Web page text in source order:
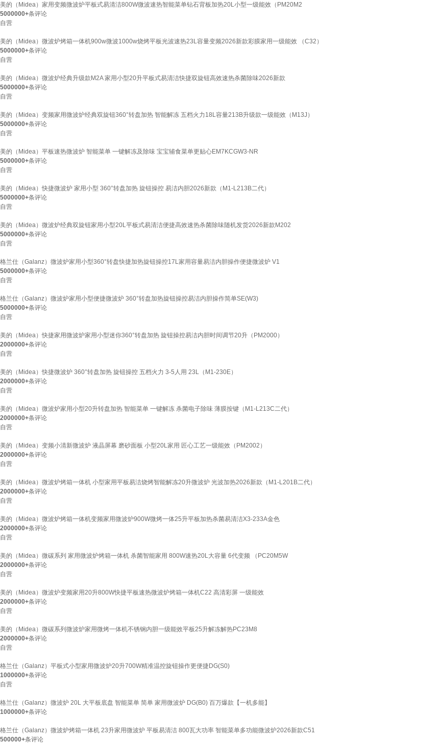
美的（Midea）家用变频微波炉平板式易清洁800W微波速热智能菜单钻石背板加热20L小型一级能效（PM20M2
5000000+条评论
自营
美的（Midea）微波炉烤箱一体机900w微波1000w烧烤平板光波速热23L容量变频2026新款彩膜家用一级能效 （C32）
5000000+条评论
自营
美的（Midea）微波炉经典升级款M2A 家用小型20升平板式易清洁快捷双旋钮高效速热杀菌除味2026新款
5000000+条评论
自营
美的（Midea）变频家用微波炉经典双旋钮360°转盘加热 智能解冻 五档火力18L容量213B升级款一级能效（M13J）
5000000+条评论
自营
美的（Midea）平板速热微波炉 智能菜单 一键解冻及除味 宝宝辅食菜单更贴心EM7KCGW3-NR
5000000+条评论
自营
美的（Midea）快捷微波炉 家用小型 360°转盘加热 旋钮操控 易洁内胆2026新款（M1-L213B二代）
5000000+条评论
自营
美的（Midea）微波炉经典双旋钮家用小型20L平板式易清洁便捷高效速热杀菌除味随机发货2026新款M202
5000000+条评论
自营
格兰仕（Galanz）微波炉家用小型360°转盘快捷加热旋钮操控17L家用容量易洁内胆操作便捷微波炉 V1
5000000+条评论
自营
格兰仕（Galanz）微波炉家用小型便捷微波炉 360°转盘加热旋钮操控易洁内胆操作简单SE(W3)
5000000+条评论
自营
美的（Midea）快捷家用微波炉家用小型迷你360°转盘加热 旋钮操控易洁内胆时间调节20升（PM2000）
2000000+条评论
自营
美的（Midea）快捷微波炉 360°转盘加热 旋钮操控 五档火力 3-5人用 23L（M1-230E）
2000000+条评论
自营
美的（Midea）微波炉家用小型20升转盘加热 智能菜单 一键解冻 杀菌电子除味 薄膜按键（M1-L213C二代）
2000000+条评论
自营
美的（Midea）变频小清新微波炉 液晶屏幕 磨砂面板 小型20L家用 匠心工艺一级能效（PM2002）
2000000+条评论
自营
美的（Midea）微波炉烤箱一体机 小型家用平板易洁烧烤智能解冻20升微波炉 光波加热2026新款（M1-L201B二代）
2000000+条评论
自营
美的（Midea）微波炉烤箱一体机变频家用微波炉900W微烤一体25升平板加热杀菌易清洁X3-233A金色
2000000+条评论
自营
美的（Midea）微碳系列 家用微波炉烤箱一体机 杀菌智能家用 800W速热20L大容量 6代变频 （PC20M5W
2000000+条评论
自营
美的（Midea）微波炉变频家用20升800W快捷平板速热微波炉烤箱一体机C22 高清彩屏 一级能效
2000000+条评论
自营
美的（Midea）微碳系列微波炉家用微烤一体机不锈钢内胆一级能效平板25升解冻解热PC23M8
2000000+条评论
自营
格兰仕（Galanz）平板式小型家用微波炉20升700W精准温控旋钮操作更便捷DG(S0)
1000000+条评论
自营
格兰仕（Galanz）微波炉 20L 大平板底盘 智能菜单 简单 家用微波炉 DG(B0) 百万爆款【一机多能】
1000000+条评论
格兰仕（Galanz）微波炉烤箱一体机 23升家用微波炉 平板易清洁 800瓦大功率 智能菜单多功能微波炉2026新款C51
500000+条评论